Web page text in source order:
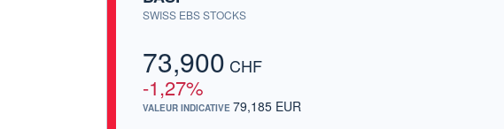
SWISS EBS STOCKS
73,900 CHF
-1,27%
VALEUR INDICATIVE 79,185 EUR